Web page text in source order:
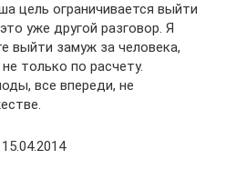
цель ограничивается выйти
уже другой разговор. Я
выйти замуж за человека,
только по расчету.
все впереди, не